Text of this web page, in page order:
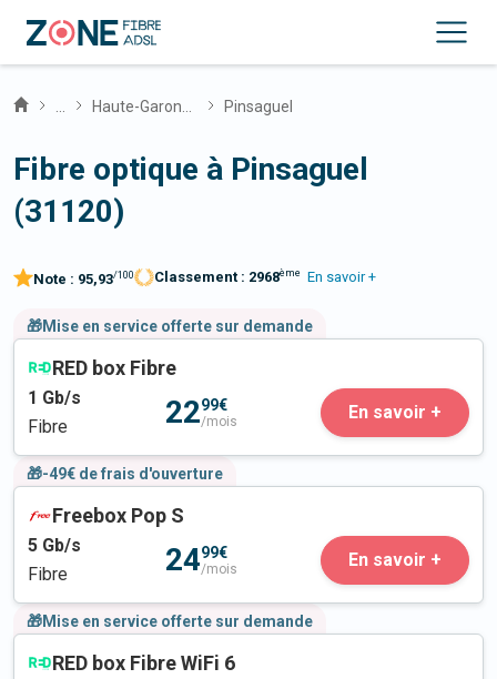
Pinsaguel
Fibre optique à Pinsaguel
(31120)
Note : 95,93/100 Classement : 2968ème En savoir +
🎁Mise en service offerte sur demande
RED box Fibre
1 Gb/s
Fibre
2299€
/mois En savoir +
🎁-49€ de frais d'ouverture
Freebox Pop S
5 Gb/s
Fibre
2499€
/mois En savoir +
🎁Mise en service offerte sur demande
RED box Fibre WiFi 6